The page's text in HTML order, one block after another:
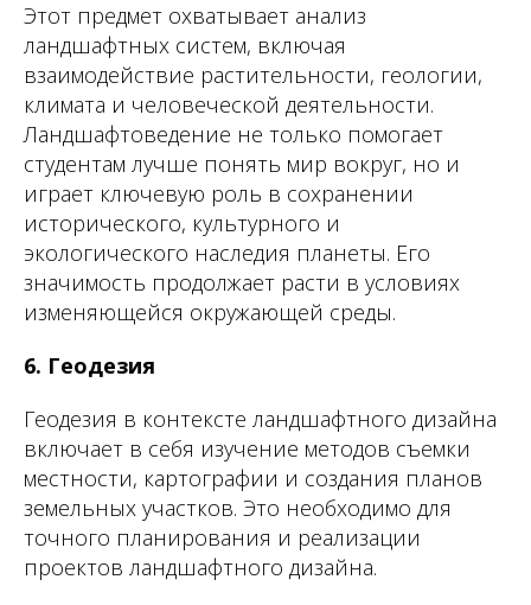
Этот предмет охватывает анализ
ландшафтных систем, включая
взаимодействие растительности, геологии,
климата и человеческой деятельности.
Ландшафтоведение не только помогает
студентам лучше понять мир вокруг, но и
играет ключевую роль в сохранении
исторического, культурного и
экологического наследия планеты. Его
значимость продолжает расти в условиях
изменяющейся окружающей среды.
6. Геодезия
Геодезия в контексте ландшафтного дизайна
включает в себя изучение методов съемки
местности, картографии и создания планов
земельных участков. Это необходимо для
точного планирования и реализации
проектов ландшафтного дизайна.